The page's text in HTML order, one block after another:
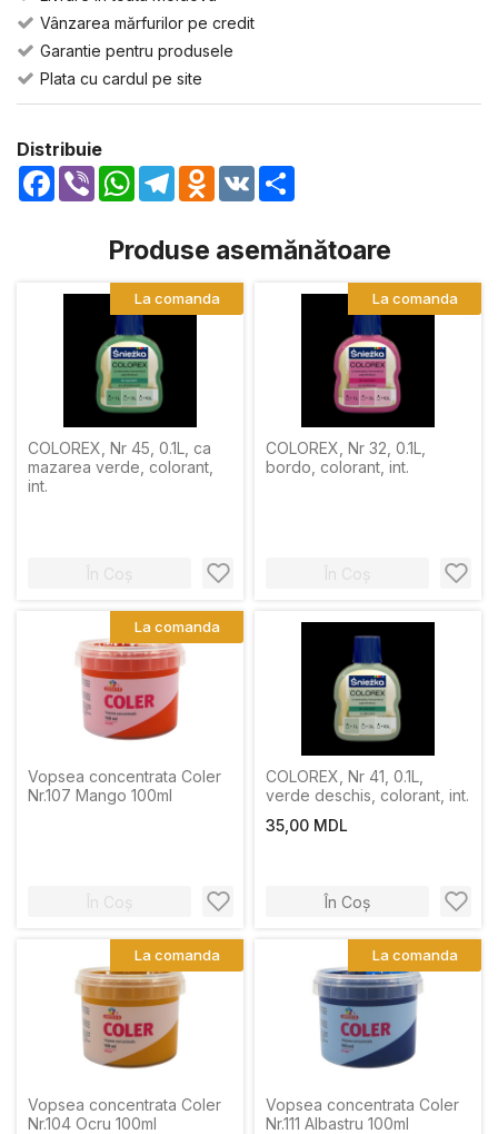
Vânzarea mărfurilor pe credit
Garantie pentru produsele
Plata cu cardul pe site
Distribuie
Facebook
Viber WhatsApp
TelegramOdnoklassniki
VK
Produse asemănătoare
COLOREX, Nr 45, 0.1L, ca
mazarea verde, colorant,
int.
În Coș
La comanda
COLOREX, Nr 32, 0.1L,
bordo, colorant, int.
În Coș
La comanda
Vopsea concentrata Coler
Nr.107 Mango 100ml
În Coș
La comanda
COLOREX, Nr 41, 0.1L,
verde deschis, colorant, int.
35,00 MDL
În Coș
Vopsea concentrata Coler
Nr.104 Оcru 100ml
La comanda
Vopsea concentrata Coler
Nr.111 Albastru 100ml
La comanda